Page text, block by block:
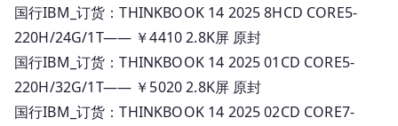
国行IBM_订货：THINKBOOK 14 2025 8HCD CORE5-
220H/24G/1T—— ￥4410 2.8K屏 原封
国行IBM_订货：THINKBOOK 14 2025 01CD CORE5-
220H/32G/1T—— ￥5020 2.8K屏 原封
国行IBM_订货：THINKBOOK 14 2025 02CD CORE7-